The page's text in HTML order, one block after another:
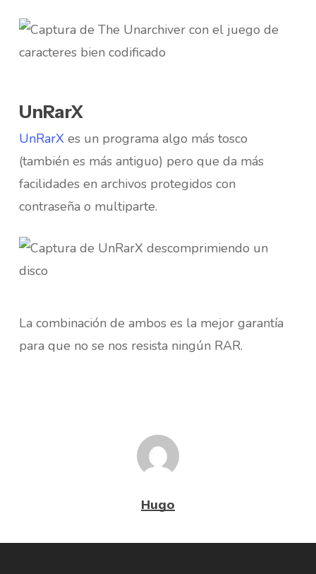
UnRarX
UnRarX es un programa algo más tosco
(también es más antiguo) pero que da más
facilidades en archivos protegidos con
contraseña o multiparte.
La combinación de ambos es la mejor garantía
para que no se nos resista ningún RAR.
Hugo